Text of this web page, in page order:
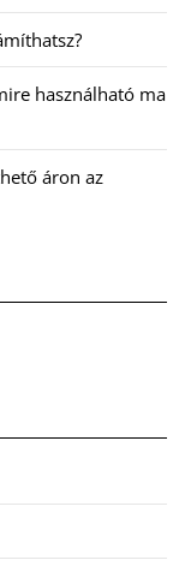
használható ma
áron az